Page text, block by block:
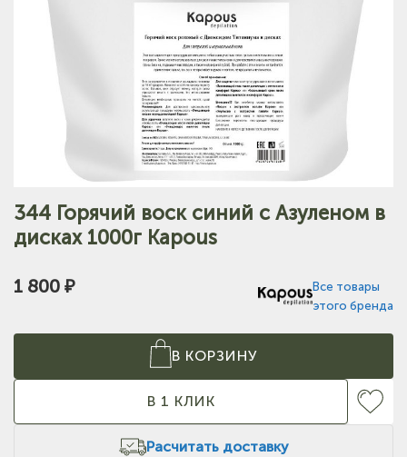
344 Горячий воск синий с Азуленом в
дисках 1000г Kapous
1 800 ₽
Все товары
этого бренда
В КОРЗИНУ
В 1 КЛИК
Расчитать доставку